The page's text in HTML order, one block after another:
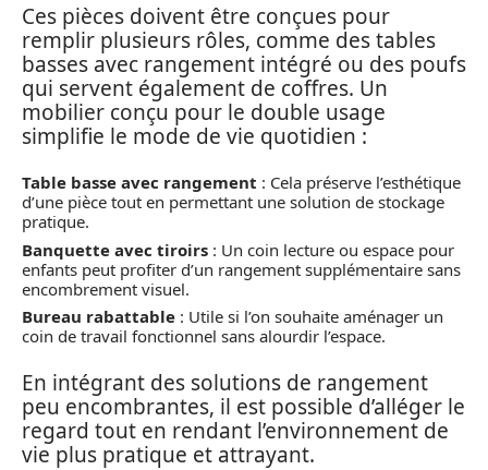
Ces pièces doivent être conçues pour
remplir plusieurs rôles, comme des tables
basses avec rangement intégré ou des poufs
qui servent également de coffres. Un
mobilier conçu pour le double usage
simplifie le mode de vie quotidien :
Table basse avec rangement : Cela préserve l’esthétique
d’une pièce tout en permettant une solution de stockage
pratique.
Banquette avec tiroirs : Un coin lecture ou espace pour
enfants peut profiter d’un rangement supplémentaire sans
encombrement visuel.
Bureau rabattable : Utile si l’on souhaite aménager un
coin de travail fonctionnel sans alourdir l’espace.
En intégrant des solutions de rangement
peu encombrantes, il est possible d’alléger le
regard tout en rendant l’environnement de
vie plus pratique et attrayant.